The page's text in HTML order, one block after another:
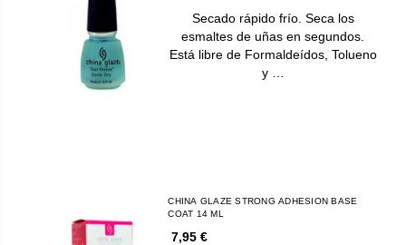
Secado rápido frío. Seca los
esmaltes de uñas en segundos.
Está libre de Formaldeídos, Tolueno
y …
CHINA GLAZE STRONG ADHESION BASE
COAT 14 ML
7,95 €